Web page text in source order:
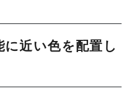
近い色を配置し